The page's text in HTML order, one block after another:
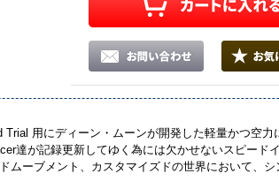
用にディーン・ムーンが開発した軽量かつ空
達が記録更新してゆく為には欠かせないスピード
ムーブメント、カスタマイズドの世界において、